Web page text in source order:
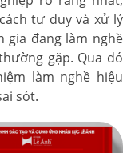
tư duy và xử lý
gia đang làm nghề
gặp. Qua đó
làm nghề hiệu
sót.